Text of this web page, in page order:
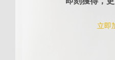
立即